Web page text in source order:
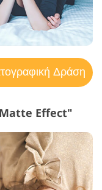
Δράση
Effect"